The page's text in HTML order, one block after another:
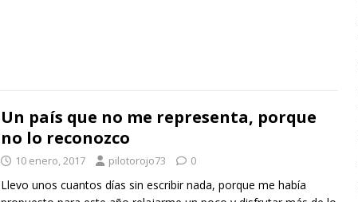
Un país que no me representa, porque
no lo reconozco
10 enero, 2017 pilotorojo73 0
Llevo unos cuantos días sin escribir nada, porque me había